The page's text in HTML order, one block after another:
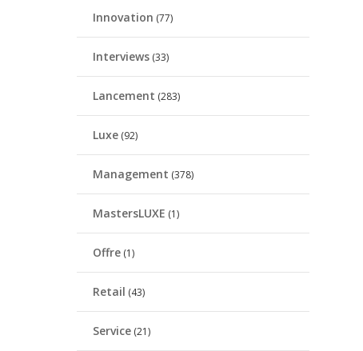
Innovation (77)
Interviews (33)
Lancement (283)
Luxe (92)
Management (378)
MastersLUXE (1)
Offre (1)
Retail (43)
Service (21)